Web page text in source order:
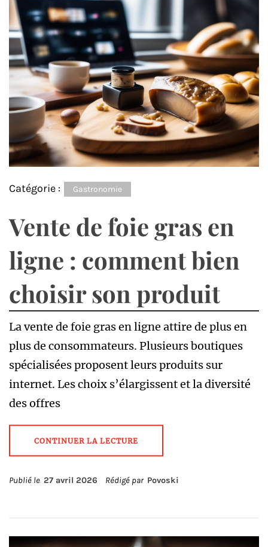
Catégorie : Gastronomie
Vente de foie gras en
ligne : comment bien
choisir son produit
La vente de foie gras en ligne attire de plus en
plus de consommateurs. Plusieurs boutiques
spécialisées proposent leurs produits sur
internet. Les choix s’élargissent et la diversité
des offres
CONTINUER LA LECTURE
Publié le 27 avril 2026 Rédigé par Povoski